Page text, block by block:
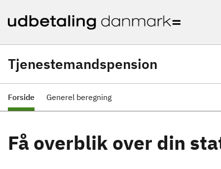
Tjenestemandspension
Forside Generel beregning
Få overblik over din